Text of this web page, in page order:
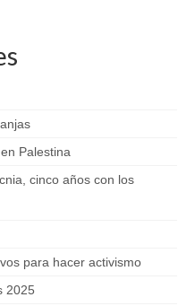
Palestina
cinco años con los
para hacer activismo
2025